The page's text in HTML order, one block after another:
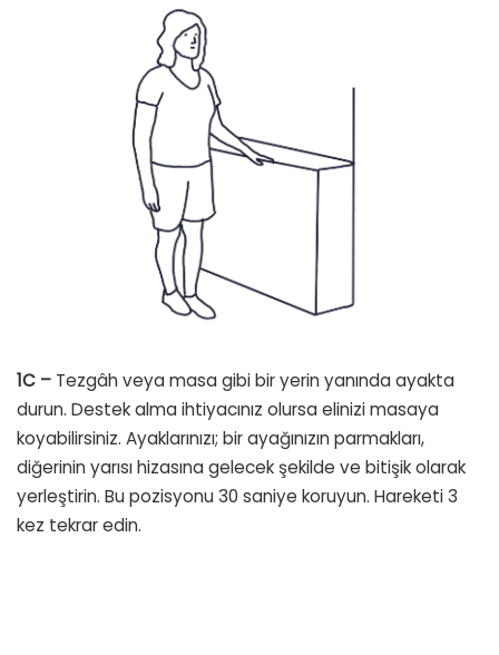
1C – Tezgâh veya masa gibi bir yerin yanında ayakta
durun. Destek alma ihtiyacınız olursa elinizi masaya
koyabilirsiniz. Ayaklarınızı; bir ayağınızın parmakları,
diğerinin yarısı hizasına gelecek şekilde ve bitişik olarak
yerleştirin. Bu pozisyonu 30 saniye koruyun. Hareketi 3
kez tekrar edin.